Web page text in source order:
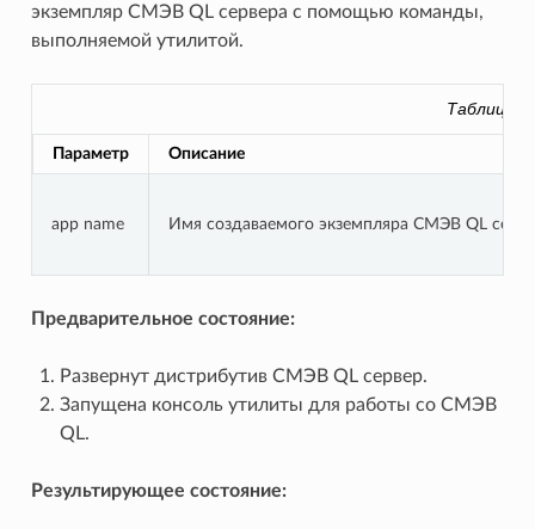
экземпляр СМЭВ QL сервера с помощью команды,
выполняемой утилитой.
Таблица
Параметр Описание
app name Имя создаваемого экземпляра СМЭВ QL
Предварительное состояние:
Развернут дистрибутив СМЭВ QL сервер.
Запущена консоль утилиты для работы со СМЭВ
QL.
Результирующее состояние: